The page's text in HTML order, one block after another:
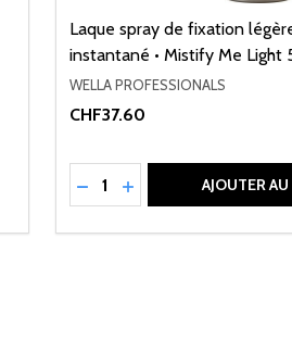
Laque spray de fixation
instantané • Mistify Me Light
WELLA PROFESSIONALS
CHF37.60
Quantité:
RÉDUIRE LA QUANTITÉ DE
AUGMENTER LA
AJOUTER